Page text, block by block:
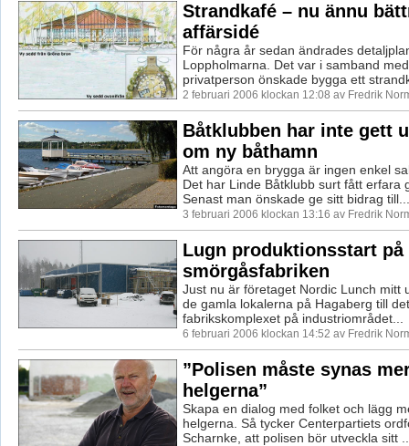
Strandkafé – nu ännu
affärsidé
För några år sedan ändrades
Loppholmarna. Det var i samband
privatperson önskade bygga ett
2 februari 2006 klockan 12:08 av Fredrik
Båtklubben har inte gett
om ny båthamn
Att angöra en brygga är ingen enkel
Det har Linde Båtklubb surt fått erfara
Senast man önskade ge sitt bidrag till...
3 februari 2006 klockan 13:16 av Fredrik
Lugn produktionsstart på
smörgåsfabriken
Just nu är företaget Nordic Lunch mitt
de gamla lokalerna på Hagaberg till
fabrikskomplexet på industriområdet...
6 februari 2006 klockan 14:52 av Fredrik
”Polisen måste synas
helgerna”
Skapa en dialog med folket och lägg
helgerna. Så tycker Centerpartiets
Scharnke, att polisen bör utveckla sitt